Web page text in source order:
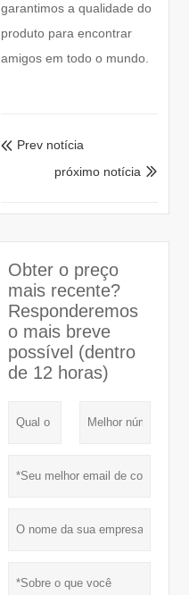
garantimos a qualidade do
produto para encontrar
amigos em todo o mundo.
 Prev notícia

próximo notícia
Obter o preço
mais recente?
Responderemos
o mais breve
possível (dentro
de 12 horas)